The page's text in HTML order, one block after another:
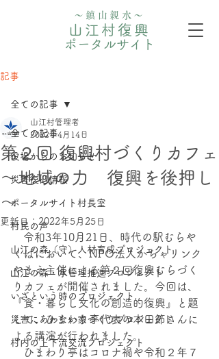
〜鎮山親水〜
山江村復興
ポータルサイト
記事
全ての記事
役場からのお知らせ
災害復旧情報
ポータルサイト村長室
村民の声
山江の森（守）人材育成プロジェクト
⼭江の森・⽔管理推進プロジェクト
いざという時のプロジェクト
災害にあわない家づくりプロジェクト
村内の上下流交流プロジェクト
全ての記事
第２回 復興村づくりカフェ
～地域の力 復興を後押し
～
山江村管理者
2022年4月14日
更新日： 2022年5月25日
令和3年10月21日、時代の駅むらや
くばにおいて、NPO法人かちゃリンク
やまえ主催による第２回復興むらづく
りカフェが開催されました。今回は、
『食・暮らし文化の創造的復興』と題
して、ひまわり亭代表の本田節さんに
よる講演が行われました。
ひまわり亭はコロナ禍や令和２年７